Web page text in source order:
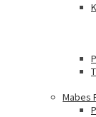
Mabes